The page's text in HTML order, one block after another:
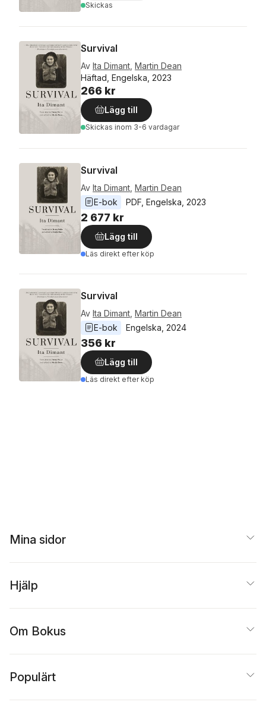
Skickas
Survival
Av Ita Dimant Martin Dean
Häftad, Engelska, 2023
266 kr
Lägg till
Skickas inom 3-6 vardagar
Survival
Av Ita Dimant Martin Dean
E-bok
PDF Engelska 2023
2 677 kr
Lägg till
Läs direkt efter köp
Survival
Av Ita Dimant Martin Dean
E-bok
Engelska 2024
356 kr
Lägg till
Läs direkt efter köp
Mina sidor
Hjälp
Om Bokus
Populärt